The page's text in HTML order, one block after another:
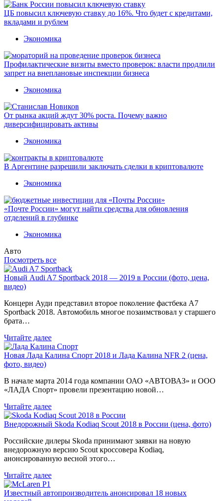
ЦБ повысил ключевую ставку до 16%. Что будет с кредитами,
вкладами и рублем
Экономика
Профилактические визиты вместо проверок: власти продлили
запрет на внеплановые инспекции бизнеса
Экономика
От рынка акций ждут 30% роста. Почему важно
диверсифицировать активы
Экономика
В Аргентине разрешили заключать сделки в криптовалюте
Экономика
«Почте России» могут найти средства для обновления
отделений в глубинке
Экономика
Авто
Посмотреть все
Новый Audi A7 Sportback 2018 — 2019 в России (фото, цена,
видео)
Концерн Ауди представил второе поколение фастбека A7
Sportback 2018. Автомобиль многое позаимствовал у старшего
брата…
Читайте далее
Новая Лада Калина Спорт 2018 и Лада Калина NFR 2 (цена,
фото, видео)
В начале марта 2014 года компании ОАО «АВТОВАЗ» и ООО
«ЛАДА Спорт» провели презентацию новой…
Читайте далее
Внедорожный Skoda Kodiaq Scout 2018 в России (цена, фото)
Российские дилеры Skoda принимают заявки на новую
внедорожную версию Scout кроссовера Kodiaq,
анонсированную весной этого…
Читайте далее
Известный автопроизводитель анонсировал 18 новых